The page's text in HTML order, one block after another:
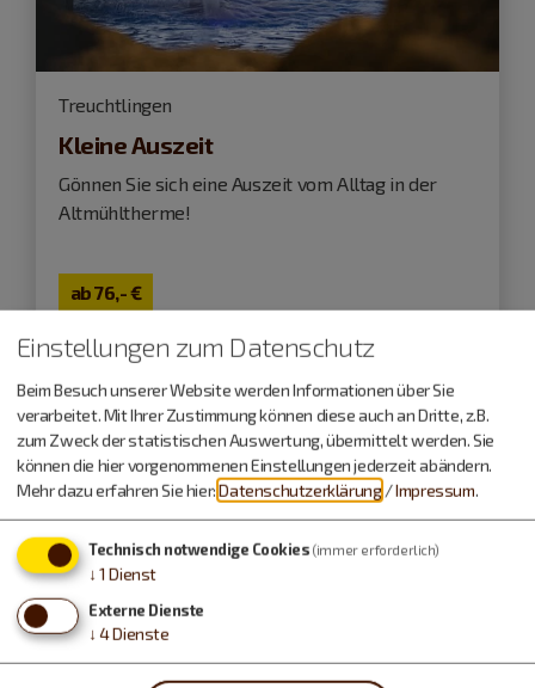
Treuchtlingen
Kleine Auszeit
Gönnen Sie sich eine Auszeit vom Alltag in der
Altmühltherme!
ab76,- €
Einstellungen zum Datenschutz
Beim Besuch unserer Website werden Informationen über Sie
verarbeitet. Mit Ihrer Zustimmung können diese auch an Dritte, z.B.
zum Zweck der statistischen Auswertung, übermittelt werden. Sie
können die hier vorgenommenen Einstellungen jederzeit abändern.
Mehr dazu erfahren Sie hier:Datenschutzerklärung /Impressum.
Technisch notwendige Cookies (immer erforderlich)
↓ 1 Dienst
Externe Dienste
↓ 4Dienste